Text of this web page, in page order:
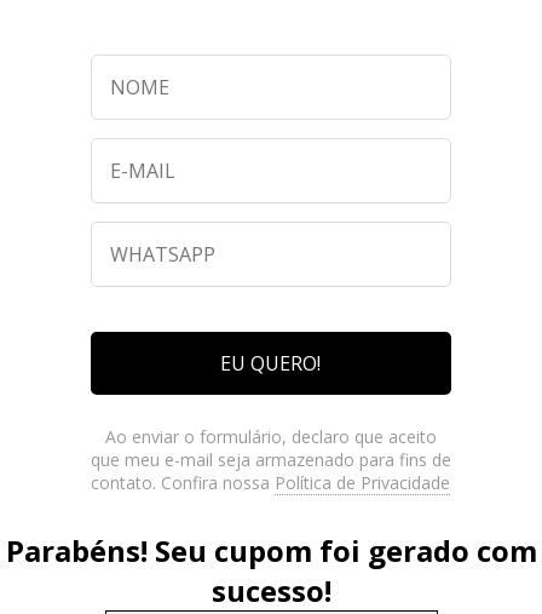
EU QUERO!
Ao enviar o formulário, declaro que aceito
que meu e-mail seja armazenado para fins de
contato. Confira nossa Política de Privacidade
Parabéns! Seu cupom foi gerado com
sucesso!